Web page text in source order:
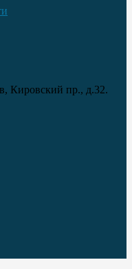
Кировский пр., д.32.